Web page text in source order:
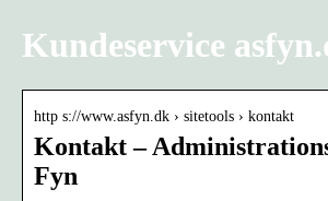
Kundeservice
http s://www.asfyn.dk › sitetools › kontakt
Kontakt –
Fyn